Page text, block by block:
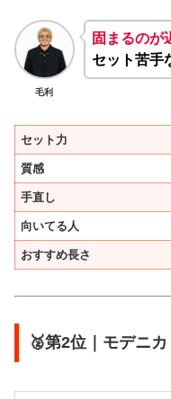
毛利
固まるのが
セット苦手
セット力
質感
手直し
向いてる人
おすすめ長さ
🥈第2位｜モデニ